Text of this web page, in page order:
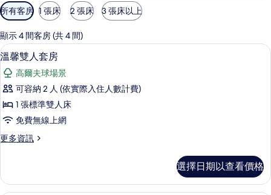
可
用
的
客
房
篩
選
條
所有客房 1 張床 2 張床 3 張床以上
顯示 4 間客房 (共 4 間)
顯
示
溫
馨
雙
套
的
所
溫馨雙人套房 | 遮光布/窗簾、
7
溫馨雙人套房
高爾夫球場景
可容納 2 人 (依實際入住人數計費)
1 張標準雙人床
免費無線上網
更多資訊
更
雙
人
選擇日期以查看價格